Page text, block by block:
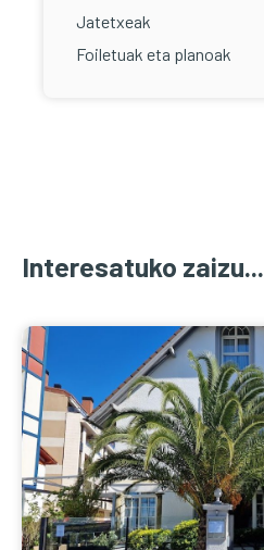
Jatetxeak
Foiletuak eta planoak
Interesatuko zaizu...